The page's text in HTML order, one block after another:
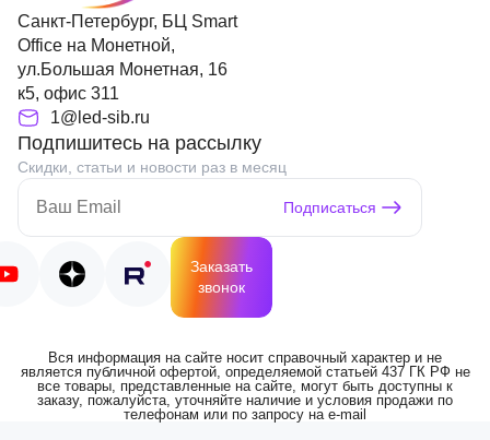
Санкт-Петербург, БЦ Smart
Office на Монетной,
ул.Большая Монетная, 16
к5, офис 311
1@led-sib.ru
Подпишитесь на рассылку
Скидки, статьи и новости раз в месяц
Подписаться
Заказать
звонок
Вся информация на сайте носит справочный характер и не
является публичной офертой, определяемой статьей 437 ГК РФ не
все товары, представленные на сайте, могут быть доступны к
заказу, пожалуйста, уточняйте наличие и условия продажи по
телефонам или по запросу на e-mail